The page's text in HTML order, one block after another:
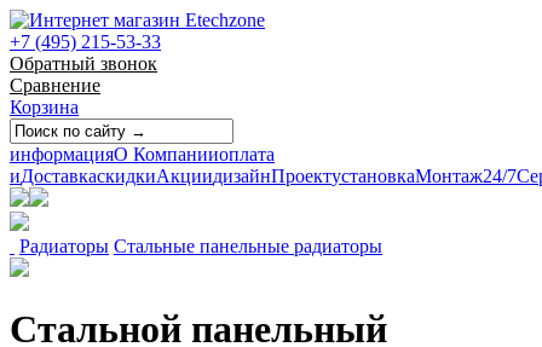
+7 (495) 215-53-33
Обратный звонок
Сравнение
Корзина
информацияО Компанииоплата
иДоставкаскидкиАкциидизайнПроектустановкаМонтаж24/7
Радиаторы Стальные панельные радиаторы
Стальной панельный